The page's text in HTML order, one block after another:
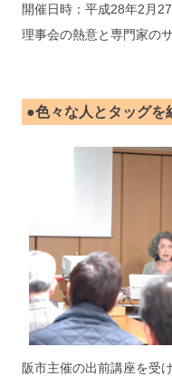
開催日時：平成28年2月
理事会の熱意と専門家の
●色々な人とタッグを
阪市主催の出前講座を受